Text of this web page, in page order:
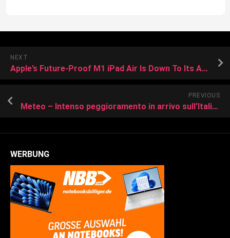
NEXT
Apple’s Future-Proof M1 iPad Air Is Down To Its All-Time Low Price Of $599, Plus Up To Additional $60 Off
PREVIOUS
Meteo – Intenso peggioramento in arrivo sull’Italia, maltempo diffuso e soprattutto un generale calo termico
WERBUNG